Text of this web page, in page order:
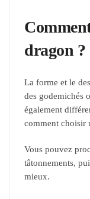
dragon ?
La forme et le
des godemichés
également
comment choisir
Vous pouvez
tâtonnements,
mieux.